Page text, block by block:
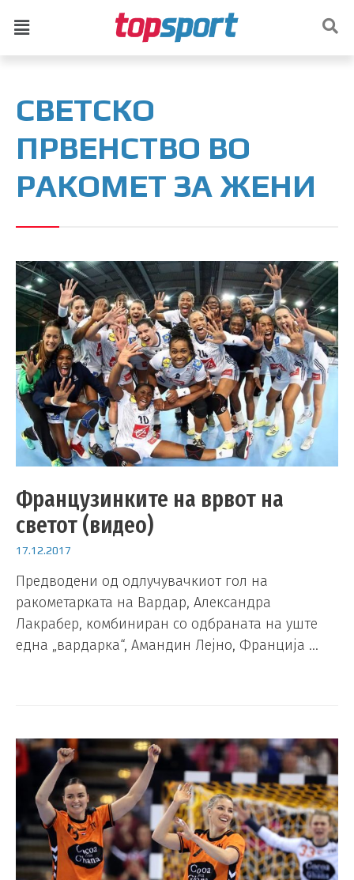
СВЕТСКО
ПРВЕНСТВО ВО
РАКОМЕТ ЗА ЖЕНИ
Французинките на врвот на
светот (видео)
17.12.2017
Предводени од одлучувачкиот гол на
ракометарката на Вардар, Александра
Лакрабер, комбиниран со одбраната на уште
една „вардарка“, Амандин Лејно, Франција …